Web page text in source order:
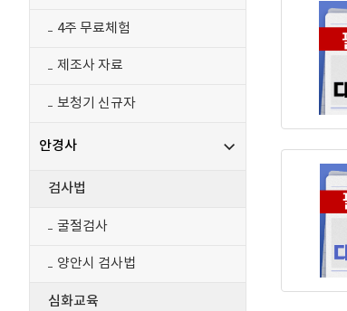
4주 무료체험
제조사 자료
보청기 신규자
안경사
검사법
굴절검사
양안시 검사법
심화교육